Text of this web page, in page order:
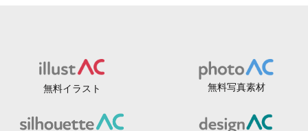
無料イラスト 無料写真素材